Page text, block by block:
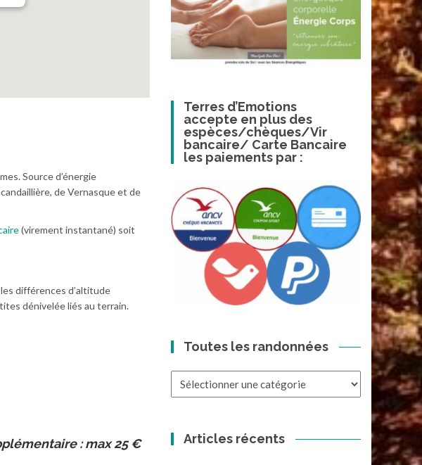
Source d’énergie
de Vernasque et de
(virement instantané) soit
différences d’altitude
dénivelée liés au terrain.
: max 25 €
Terres d’Emotions
accepte en plus des
espèces/chèques/Vir
bancaire/ Carte Bancaire
les paiements par :
Toutes les randonnées
Articles récents